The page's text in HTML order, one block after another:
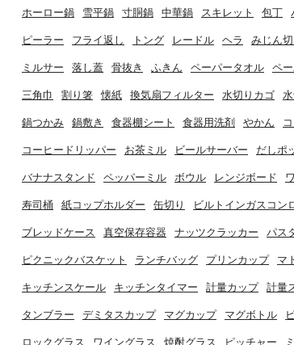
ホーロー鍋 雪平鍋 寸胴鍋 中華鍋 スキレット 包丁
ピーラー フライ返し トング レードル ヘラ みじん
ミルサー 落し蓋 骨抜き ふきん ペーパータオル ペ
三角巾 割り箸 懐紙 換気扇フィルター 水切りカゴ
鍋つかみ 鍋敷き 食器棚シート 食器用洗剤 やかん
コーヒードリッパー お茶ミル ビールサーバー だしポ
バナナスタンド ペッパーミル ボウル レンジボード
寿司桶 紙コップホルダー 缶切り ビルトインガスコン
ブレッドケース 真空保存容器 ナッツクラッカー パス
ピクニックバスケット ランチバッグ プリンカップ マ
キッチンスケール キッチンタイマー 計量カップ 計量
タンブラー デミタスカップ マグカップ マグボトル
ロックグラス ワイングラス 焼酎グラス ピッチャー